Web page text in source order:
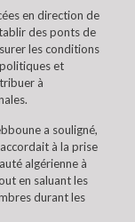
en direction de
des ponts de
les conditions
et
à
a souligné,
à la prise
algérienne à
en saluant les
durant les